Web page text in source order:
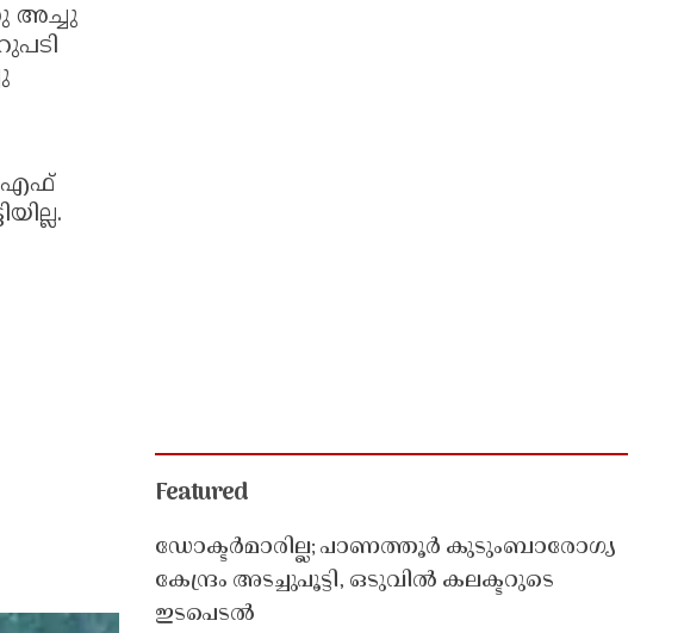
അച്ചു
Featured
ഡോക്ടർമാരില്ല; പാണത്തൂർ കുടുംബാരോഗ്യ
കേന്ദ്രം അടച്ചുപൂട്ടി, ഒടുവിൽ കലക്ടറുടെ
ഇടപെടൽ